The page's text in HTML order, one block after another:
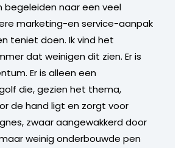
begeleiden naar een veel
marketing-en service-aanpak
teniet doen. Ik vind het
dat weinigen dit zien. Er is
Er is alleen een
die, gezien het thema,
de hand ligt en zorgt voor
zwaar aangewakkerd door
weinig onderbouwde pen